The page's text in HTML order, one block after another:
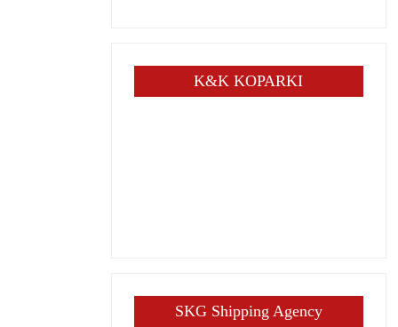
K&K KOPARKI
SKG Shipping Agency